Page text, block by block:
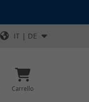
IT | DE
Carrello